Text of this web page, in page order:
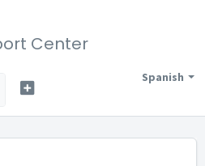
Center
Spanish